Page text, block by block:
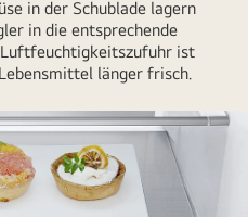
in der Schublade lagern
in die entsprechende
ist
länger frisch.